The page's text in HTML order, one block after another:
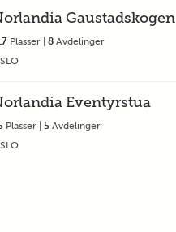
Gaustadskogen
Plasser | 8 Avdelinger
Eventyrstua
Plasser | 5 Avdelinger